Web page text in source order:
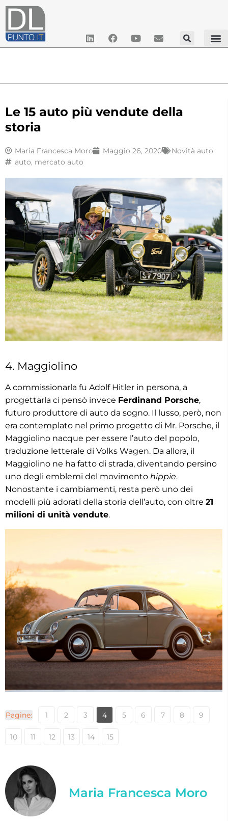
Le 15 auto più vendute della
storia
Maria Francesca Moro Maggio 26, 2020
Novità auto
auto, mercato auto
4. Maggiolino
A commissionarla fu Adolf Hitler in persona, a
progettarla ci pensò invece Ferdinand Porsche,
futuro produttore di auto da sogno. Il lusso, però, non
era contemplato nel primo progetto di Mr. Porsche, il
Maggiolino nacque per essere l’auto del popolo,
traduzione letterale di Volks Wagen. Da allora, il
Maggiolino ne ha fatto di strada, diventando persino
uno degli emblemi del movimento hippie.
Nonostante i cambiamenti, resta però uno dei
modelli più adorati della storia dell’auto, con oltre 21
milioni di unità vendute.
Pagine: 1 2 3 4 5 6 7 8 9
10 11 12 13 14 15
Maria Francesca Moro